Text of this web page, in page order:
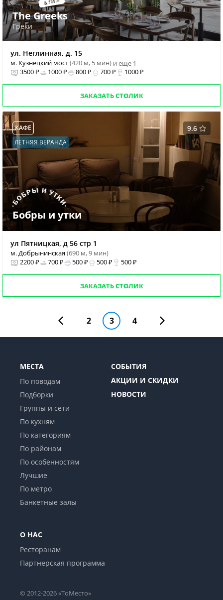
The Greeks
Греки
ул. Неглинная, д. 15
м. Кузнецкий мост(420 м, 5 мин) и еще 1
3500 ₽
1000 ₽ 800 ₽ 700 ₽ 1000 ₽
ЗАКАЗАТЬ СТОЛИК
9.6
КАФЕ
ЛЕТНЯЯ ВЕРАНДА
Бобры и утки
ул Пятницкая, д 56 стр 1
м. Добрынинская(690 м, 9 мин)
2200 ₽
700 ₽ 500 ₽ 500 ₽ 500 ₽
ЗАКАЗАТЬ СТОЛИК
2 3 4
МЕСТА
По поводам
Подборки
Группы и сети
По кухням
По категориям
По районам
По особенностям
Лучшие
По метро
Банкетные залы
СОБЫТИЯ
АКЦИИ И СКИДКИ
НОВОСТИ
О НАС
Ресторанам
Партнерская программа
© 2012-2026 «ТоМесто»